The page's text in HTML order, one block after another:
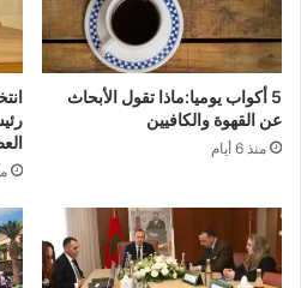
ا
ل
م
خ
ص
ص
ت
ب
ع
ر
ح
ا
د
ث
ت
ض
ت
ل
5 أكواب يوميا:ماذا تقول الأبحاث
عن القهوة والكافيين
منذ 6 أيام